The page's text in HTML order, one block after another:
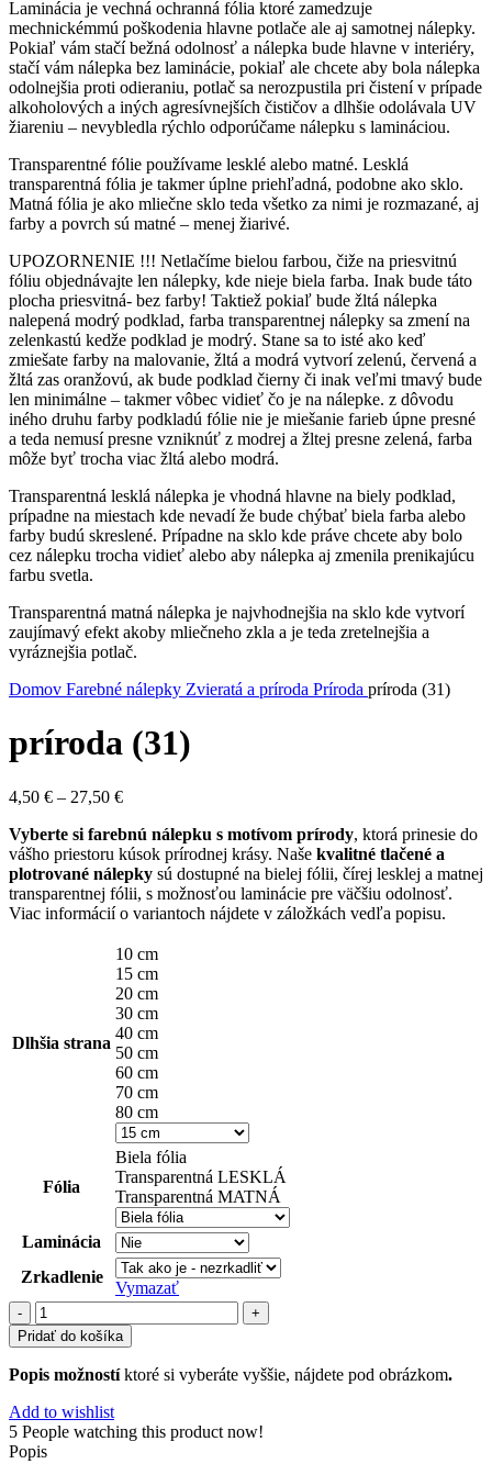
Laminácia je vechná ochranná fólia ktoré zamedzuje
mechnickémmú poškodenia hlavne potlače ale aj samotnej nálepky.
Pokiaľ vám stačí bežná odolnosť a nálepka bude hlavne v interiéry,
stačí vám nálepka bez laminácie, pokiaľ ale chcete aby bola nálepka
odolnejšia proti odieraniu, potlač sa nerozpustila pri čistení v prípade
alkoholových a iných agresívnejších čističov a dlhšie odolávala UV
žiareniu – nevybledla rýchlo odporúčame nálepku s lamináciou.
Transparentné fólie používame lesklé alebo matné. Lesklá
transparentná fólia je takmer úplne priehľadná, podobne ako sklo.
Matná fólia je ako mliečne sklo teda všetko za nimi je rozmazané, aj
farby a povrch sú matné – menej žiarivé.
UPOZORNENIE !!! Netlačíme bielou farbou, čiže na priesvitnú
fóliu objednávajte len nálepky, kde nieje biela farba. Inak bude táto
plocha priesvitná- bez farby! Taktiež pokiaľ bude žltá nálepka
nalepená modrý podklad, farba transparentnej nálepky sa zmení na
zelenkastú kedže podklad je modrý. Stane sa to isté ako keď
zmiešate farby na malovanie, žltá a modrá vytvorí zelenú, červená a
žltá zas oranžovú, ak bude podklad čierny či inak veľmi tmavý bude
len minimálne – takmer vôbec vidieť čo je na nálepke. z dôvodu
iného druhu farby podkladú fólie nie je miešanie farieb úpne presné
a teda nemusí presne vzniknúť z modrej a žltej presne zelená, farba
môže byť trocha viac žltá alebo modrá.
Transparentná lesklá nálepka je vhodná hlavne na biely podklad,
prípadne na miestach kde nevadí že bude chýbať biela farba alebo
farby budú skreslené. Prípadne na sklo kde práve chcete aby bolo
cez nálepku trocha vidieť alebo aby nálepka aj zmenila prenikajúcu
farbu svetla.
Transparentná matná nálepka je najvhodnejšia na sklo kde vytvorí
zaujímavý efekt akoby mliečneho zkla a je teda zretelnejšia a
vyráznejšia potlač.
Domov Farebné nálepky Zvieratá a príroda Príroda príroda (31)
príroda (31)
4,50 € – 27,50 €Price
4,50 €
through
27,50 €
Vyberte si farebnú nálepku s motívom prírody, ktorá prinesie do
vášho priestoru kúsok prírodnej krásy. Naše kvalitné tlačené a
plotrované nálepky sú dostupné na bielej fólii, čírej lesklej a matnej
transparentnej fólii, s možnosťou laminácie pre väčšiu odolnosť.
Viac informácií o variantoch nájdete v záložkách vedľa popisu.
Dlhšia strana
10 cm
15 cm
20 cm
30 cm
40 cm
50 cm
60 cm
70 cm
80 cm
Fólia
Biela fólia
Transparentná LESKLÁ
Transparentná MATNÁ
Laminácia
Zrkadlenie
Vymazať
množstvo
príroda
(31)
Pridať do košíka
Popis možnostíktoré si vyberáte vyššie, nájdete pod obrázkom.
Add to wishlist
5 People watching this product now!
Popis